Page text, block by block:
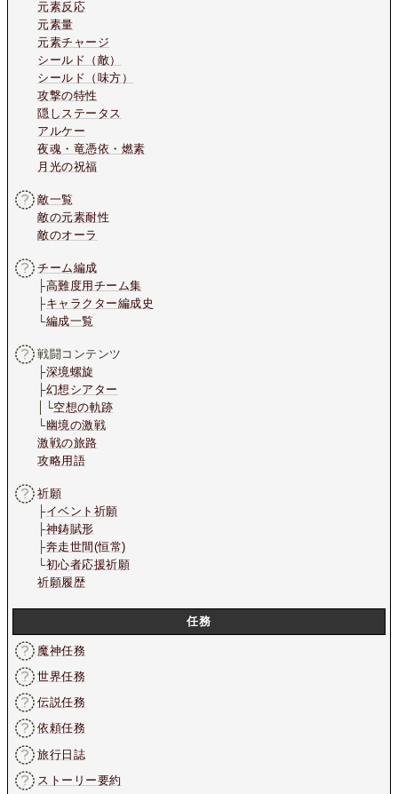
元素反応
元素量
元素チャージ
シールド（敵）
シールド（味方）
攻撃の特性
隠しステータス
アルケー
夜魂・竜憑依・燃素
月光の祝福
敵一覧
敵の元素耐性
敵のオーラ
チーム編成
├高難度用チーム集
├キャラクター編成史
└編成一覧
戦闘コンテンツ
├深境螺旋
├幻想シアター
│└空想の軌跡
└幽境の激戦
激戦の旅路
攻略用語
祈願
├イベント祈願
├神鋳賦形
├奔走世間(恒常)
└初心者応援祈願
祈願履歴
任務
魔神任務
世界任務
伝説任務
依頼任務
旅行日誌
ストーリー要約